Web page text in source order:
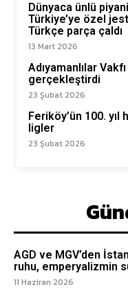
Dünyaca ünlü
Türkiye’ye özel
Türkçe parça çaldı
13 Mart 2026
Adıyamanlılar
gerçekleştirdi
23 Şubat 2026
Feriköy’ün 100.
ligler
23 Şubat 2026
AGD ve MGV’den
ruhu, emperyalizmin
11 Haziran 2026